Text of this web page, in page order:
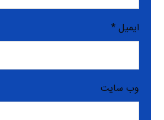
ایمیل*
وب‌ سایت